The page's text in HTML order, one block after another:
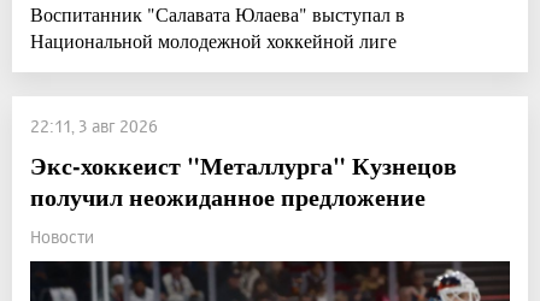
Воспитанник "Салавата Юлаева" выступал в
Национальной молодежной хоккейной лиге
22:11, 3 авг 2026
Экс-хоккеист "Металлурга" Кузнецов
получил неожиданное предложение
Новости